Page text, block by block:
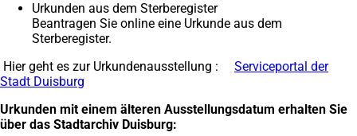
Urkunden aus dem Sterberegister
Beantragen Sie online eine Urkunde aus dem
Sterberegister.
Hier geht es zur Urkundenausstellung :
Serviceportal der
Stadt Duisburg
einem
neuen
Urkunden mit einem älteren Ausstellungsdatum erhalten Sie
über das Stadtarchiv Duisburg: